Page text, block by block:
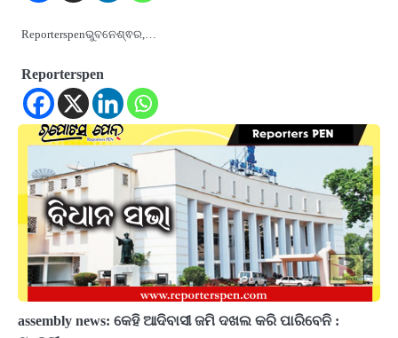
Reporterspenଭୁବନେଶ୍ଵର,…
Reporterspen
assembly news: କେହି ଆଦିବାସୀ ଜମି ଦଖଲ କରି ପାରିବେନି :